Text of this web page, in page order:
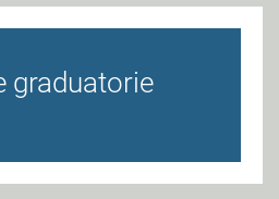
graduatorie